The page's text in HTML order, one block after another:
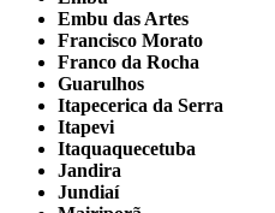
Embu das Artes
Francisco Morato
Franco da Rocha
Guarulhos
Itapecerica da Serra
Itapevi
Itaquaquecetuba
Jandira
Jundiaí